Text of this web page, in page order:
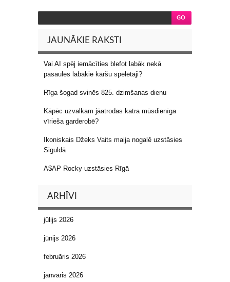
JAUNĀKIE RAKSTI
Vai AI spēj iemācīties blefot labāk nekā
pasaules labākie kāršu spēlētāji?
Rīga šogad svinēs 825. dzimšanas dienu
Kāpēc uzvalkam jāatrodas katra mūsdienīga
vīrieša garderobē?
Ikoniskais Džeks Vaits maija nogalē uzstāsies
Siguldā
A$AP Rocky uzstāsies Rīgā
ARHĪVI
jūlijs 2026
jūnijs 2026
februāris 2026
janvāris 2026